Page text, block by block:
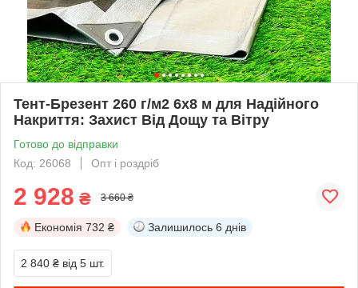
Тент-Брезент 260 г/м2 6х8 м для Надійного
Накриття: Захист Від Дощу та Вітру
Готово до відправки
Код: 26068
Опт і роздріб
2 928 ₴ 3 660 ₴
Економія 732 ₴ Залишилось 6 днів
2 840 ₴ від 5 шт.